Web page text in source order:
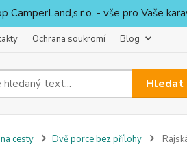
CamperLand,s.r.o. - vše pro Vaše
Ochrana soukromí Blog
Hledat
cesty Dvě porce bez přílohy